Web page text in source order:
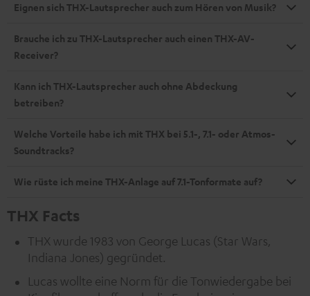
Eignen sich THX-Lautsprecher auch zum Hören von Musik?
Brauche ich zu THX-Lautsprecher auch einen THX-AV-
Receiver?
Kann ich THX-Lautsprecher auch ohne Abdeckung
betreiben?
Welche Vorteile habe ich mit THX bei 5.1-, 7.1- oder Atmos-
Soundtracks?
Wie rüste ich meine THX-Anlage auf 7.1-Tonformate auf?
THX Facts
THX wurde 1983 von George Lucas (Star Wars,
Indiana Jones) gegründet.
Lucas wollte eine Norm für die Tonwiedergabe bei